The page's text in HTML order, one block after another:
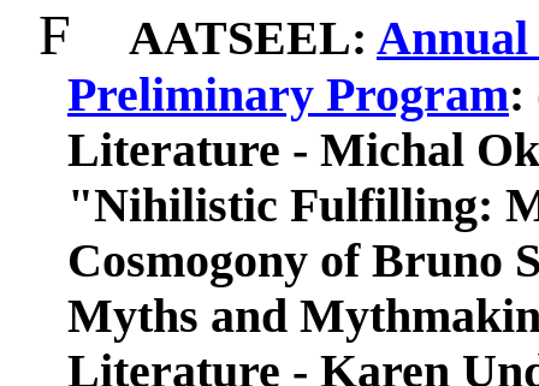
F AATSEEL: Annual
Preliminary Program:
Literature - Michal
"Nihilistic Fulfilling:
Cosmogony of Bruno
Myths and
Literature - Karen